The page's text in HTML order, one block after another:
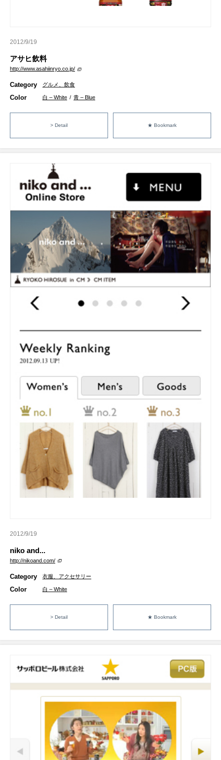
2012/9/19
アサヒ飲料
http://www.asahiinryo.co.jp/
Category グルメ、飲食
Color 白 – White / 青 – Blue
> Detail ★ Bookmark
2012/9/19
niko and...
http://nikoand.com/
Category 衣服、アクセサリー
Color 白 – White
> Detail ★ Bookmark